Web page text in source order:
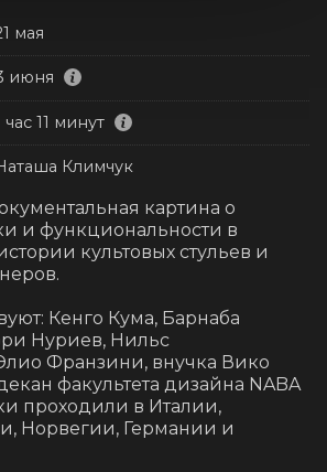
мая
июня
час 11 минут
Климчук
картина о
и функциональности в
культовых стульев и
Кенго Кума, Барнаба
Нуриев, Нильс
Франзини, внучка Вико
факультета дизайна NABA
проходили в Италии,
Норвегии, Германии и